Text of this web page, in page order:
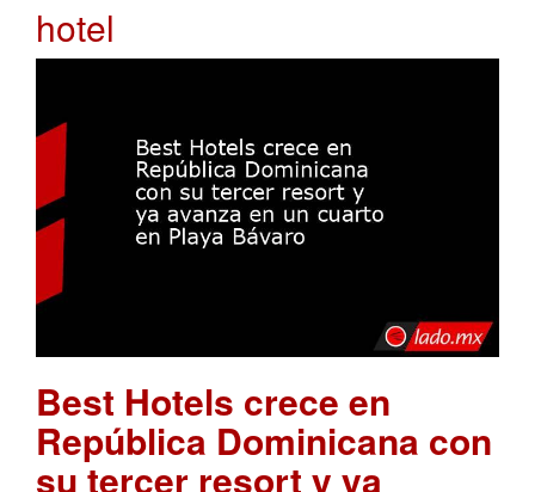
hotel
Best Hotels crece en
República Dominicana con
su tercer resort y ya